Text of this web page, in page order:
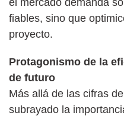
fiables, sino que
proyecto.
Protagonismo de la
de futuro
Más allá de las cifras
subrayado la